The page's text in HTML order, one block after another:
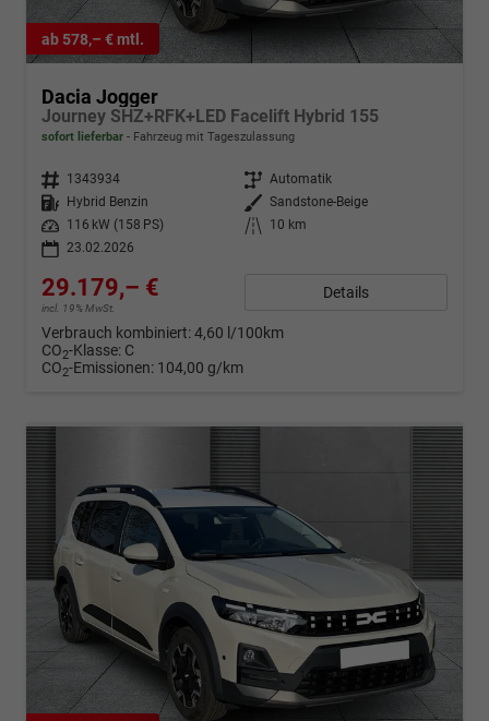
ab 578,– € mtl.
Dacia Jogger
Journey SHZ+RFK+LED Facelift Hybrid 155
sofort lieferbar Fahrzeug mit Tageszulassung
Fahrzeugnr. 1343934 Getriebe Automatik
Kraftstoff
Hybrid Benzin Außenfarbe Sandstone-Beige
Leistung
116 kW (158 PS) Kilometerstand
10 km
23.02.2026
29.179,– €
incl. 19% MwSt.
Details
Verbrauch kombiniert:4,60 l/100km
CO2-Klasse: C
CO2-Emissionen: 104,00 g/km